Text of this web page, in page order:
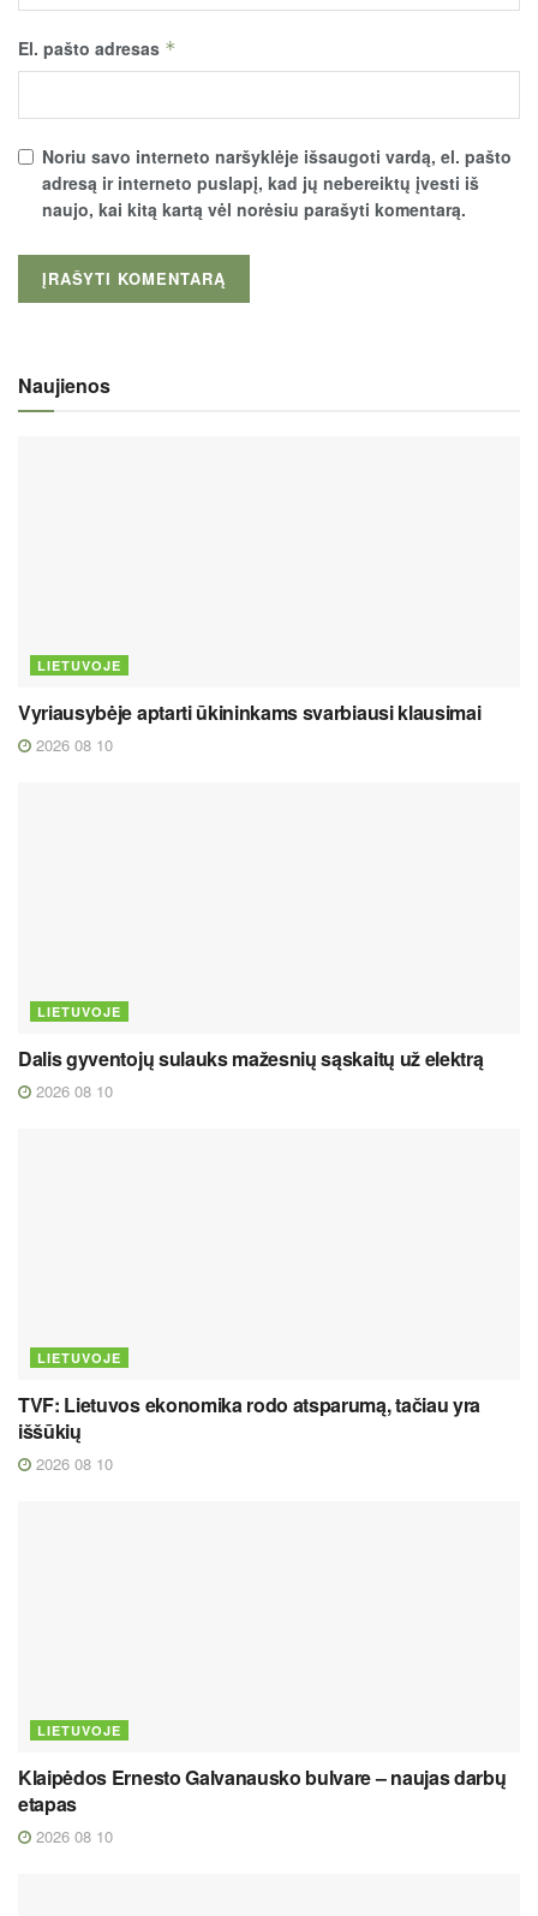
El. pašto adresas *
Noriu savo interneto naršyklėje išsaugoti vardą, el. pašto
adresą ir interneto puslapį, kad jų nebereiktų įvesti iš
naujo, kai kitą kartą vėl norėsiu parašyti komentarą.
Naujienos
LIETUVOJE
Vyriausybėje aptarti ūkininkams svarbiausi klausimai
2026 08 10
LIETUVOJE
Dalis gyventojų sulauks mažesnių sąskaitų už elektrą
2026 08 10
LIETUVOJE
TVF: Lietuvos ekonomika rodo atsparumą, tačiau yra
iššūkių
2026 08 10
LIETUVOJE
Klaipėdos Ernesto Galvanausko bulvare – naujas darbų
etapas
2026 08 10